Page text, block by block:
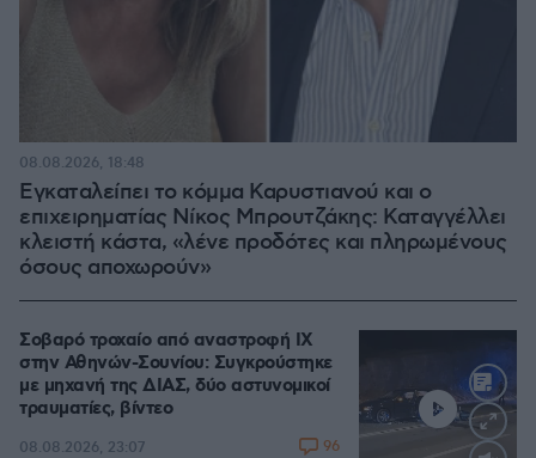
Εγκαταλείπει το κόμμα Καρυστιανού και ο
επιχειρηματίας Νίκος Μπρουτζάκης: Καταγγέλλει
κλειστή κάστα, «λένε προδότες και πληρωμένους
όσους αποχωρούν»
08.08.2026, 18:48
Σοβαρό τροχαίο από αναστροφή ΙΧ
στην Αθηνών-Σουνίου: Συγκρούστηκε
με μηχανή της ΔΙΑΣ, δύο αστυνομικοί
τραυματίες, βίντεο
08.08.2026, 23:07 96